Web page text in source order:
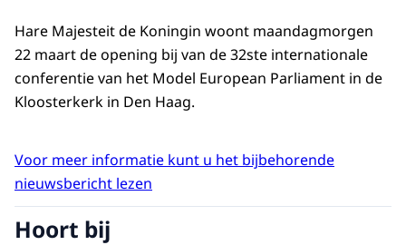
Hare Majesteit de Koningin woont maandagmorgen
22 maart de opening bij van de 32ste internationale
conferentie van het Model European Parliament in de
Kloosterkerk in Den Haag.
Voor meer informatie kunt u het bijbehorende
nieuwsbericht lezen
Hoort bij